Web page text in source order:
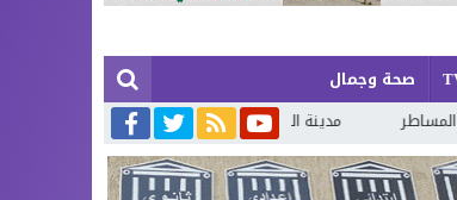
صحة وجمال
مدينة العيون سيدي ملوك بلا ممرات للراجلين.. سلامة المواطنين أمام